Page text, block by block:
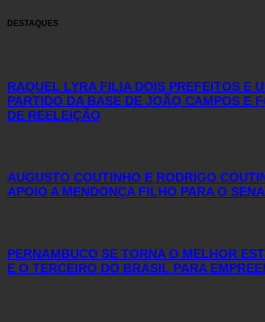
DESTAQUES
RAQUEL LYRA FILIA DOIS PREFEITOS E
PARTIDO DA BASE DE JOÃO CAMPOS E
DE REELEIÇÃO
AUGUSTO COUTINHO E RODRIGO
APOIO A MENDONÇA FILHO PARA O
PERNAMBUCO SE TORNA O MELHOR
E O TERCEIRO DO BRASIL PARA